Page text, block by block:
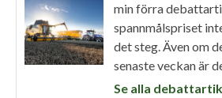
min förra
spannmålspriset
det steg. Även om
senaste veckan är
Se alla